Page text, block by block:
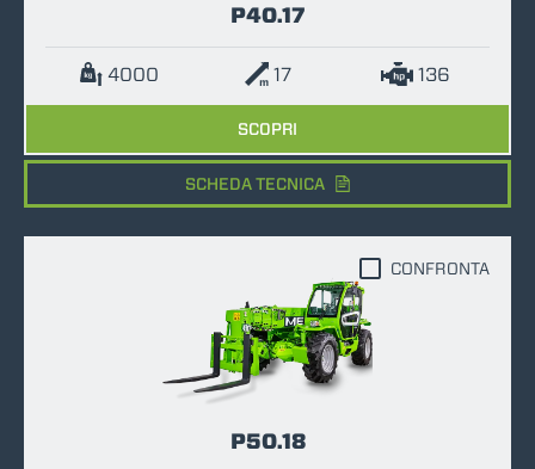
P40.17
4000 17 136
SCOPRI
SCHEDA TECNICA
P50.18
CONFRONTA